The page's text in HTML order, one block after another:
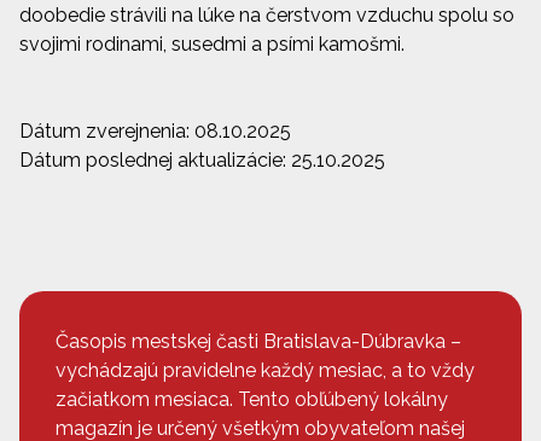
doobedie strávili na lúke na čerstvom vzduchu spolu so
svojimi rodinami, susedmi a psími kamošmi.
Dátum zverejnenia: 08.10.2025
Dátum poslednej aktualizácie: 25.10.2025
Časopis mestskej časti Bratislava-Dúbravka –
vychádzajú pravidelne každý mesiac, a to vždy
začiatkom mesiaca. Tento obľúbený lokálny
magazín je určený všetkým obyvateľom našej